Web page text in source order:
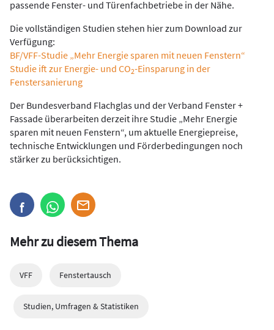
passende Fenster- und Türenfachbetriebe in der Nähe.
Die vollständigen Studien stehen hier zum Download zur
Verfügung:
BF/VFF-Studie „Mehr Energie sparen mit neuen Fenstern“
Studie ift zur Energie- und CO2-Einsparung in der
Fenstersanierung
Der Bundesverband Flachglas und der Verband Fenster +
Fassade überarbeiten derzeit ihre Studie „Mehr Energie
sparen mit neuen Fenstern“, um aktuelle Energiepreise,
technische Entwicklungen und Förderbedingungen noch
stärker zu berücksichtigen.
Mehr zu diesem Thema
VFF Fenstertausch
Studien, Umfragen & Statistiken